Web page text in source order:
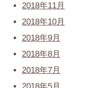
2018年11月
2018年10月
2018年9月
2018年8月
2018年7月